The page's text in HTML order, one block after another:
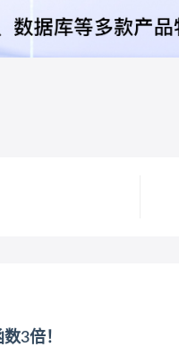
3倍！